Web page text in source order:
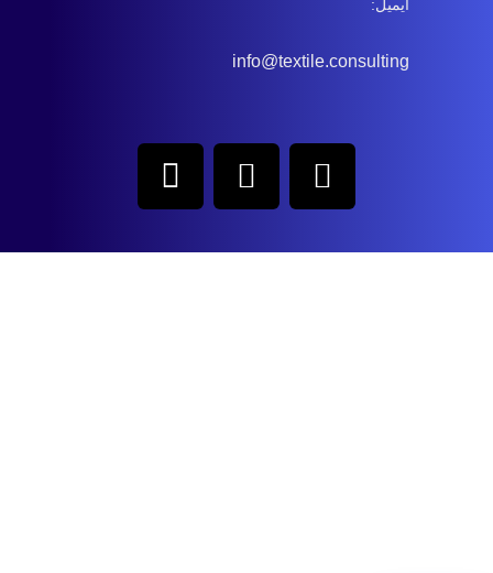
ایمیل:
info@textile.consulting